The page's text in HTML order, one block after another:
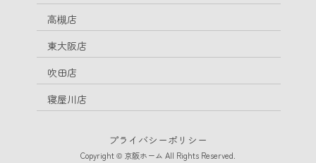
高槻店
東大阪店
吹田店
寝屋川店
プライバシーポリシー
Copyright © 京阪ホーム All Rights Reserved.